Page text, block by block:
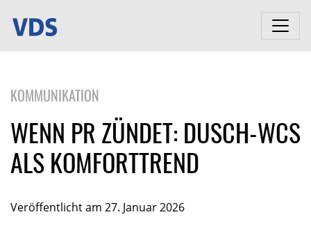
KOMMUNIKATION
WENN PR ZÜNDET: DUSCH-WCS
ALS KOMFORTTREND
Veröffentlicht am 27. Januar 2026